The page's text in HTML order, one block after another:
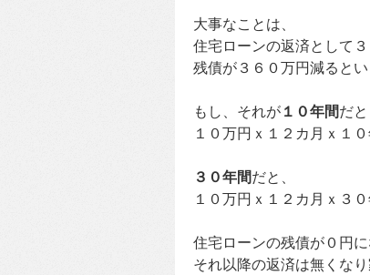
大事なことは、
住宅ローンの返済として３
残債が３６０万円減るとい
もし、それが １０年間だと
１０万円ｘ１２カ月ｘ１０
３０年間だと、
１０万円ｘ１２カ月ｘ３０
住宅ローンの残債が０円に
それ以降の返済は無くな